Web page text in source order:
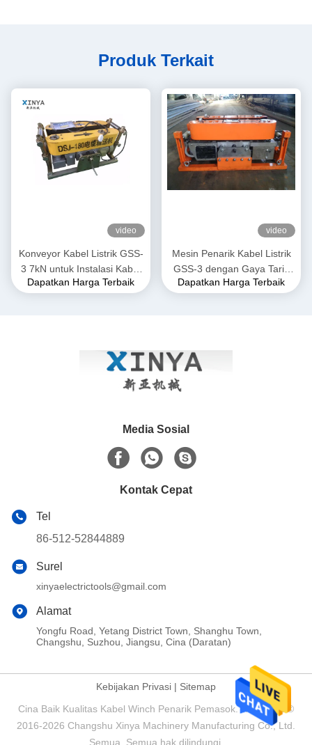
Produk Terkait
video
Konveyor Kabel Listrik GSS-
3 7kN untuk Instalasi Kabel
Bawah Tanah
Dapatkan Harga Terbaik
video
Mesin Penarik Kabel Listrik
GSS-3 dengan Gaya Tarik
7kN, Bersertifikasi CE &
Dapatkan Harga Terbaik
Media Sosial
Kontak Cepat
Tel
86-512-52844889
Surel
xinyaelectrictools@gmail.com
Alamat
Yongfu Road, Yetang District Town, Shanghu Town,
Changshu, Suzhou, Jiangsu, Cina (Daratan)
Kebijakan Privasi | Sitemap
Cina Baik Kualitas Kabel Winch Penarik Pemasok. Hak Cipta ©
2016-2026 Changshu Xinya Machinery Manufacturing Co., Ltd.
Semua. Semua hak dilindungi.